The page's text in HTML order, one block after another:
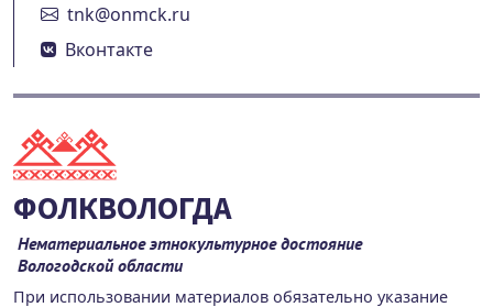
tnk@onmck.ru
Вконтакте
ФОЛКВОЛОГДА
Нематериальное этнокультурное достояние
Вологодской области
При использовании материалов обязательно указание